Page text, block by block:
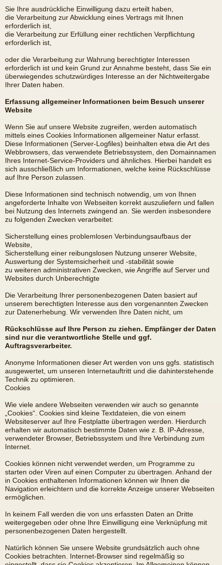
Sie Ihre ausdrückliche Einwilligung dazu erteilt haben,
die Verarbeitung zur Abwicklung eines Vertrags mit Ihnen
erforderlich ist,
die Verarbeitung zur Erfüllung einer rechtlichen Verpflichtung
erforderlich ist,
oder die Verarbeitung zur Wahrung berechtigter Interessen
erforderlich ist und kein Grund zur Annahme besteht, dass Sie ein
überwiegendes schutzwürdiges Interesse an der Nichtweitergabe
Ihrer Daten haben.
Erfassung allgemeiner Informationen beim Besuch unserer
Website
Wenn Sie auf unsere Website zugreifen, werden automatisch
mittels eines Cookies Informationen allgemeiner Natur erfasst.
Diese Informationen (Server-Logfiles) beinhalten etwa die Art des
Webbrowsers, das verwendete Betriebssystem, den Domainnamen
Ihres Internet-Service-Providers und ähnliches. Hierbei handelt es
sich ausschließlich um Informationen, welche keine Rückschlüsse
auf Ihre Person zulassen.
Diese Informationen sind technisch notwendig, um von Ihnen
angeforderte Inhalte von Webseiten korrekt auszuliefern und fallen
bei Nutzung des Internets zwingend an. Sie werden insbesondere
zu folgenden Zwecken verarbeitet:
Sicherstellung eines problemlosen Verbindungsaufbaus der
Website,
Sicherstellung einer reibungslosen Nutzung unserer Website,
Auswertung der Systemsicherheit und -stabilität sowie
zu weiteren administrativen Zwecken, wie Angriffe auf Server und
Websites durch Unberechtigte
Die Verarbeitung Ihrer personenbezogenen Daten basiert auf
unserem berechtigten Interesse aus den vorgenannten Zwecken
zur Datenerhebung. Wir verwenden Ihre Daten nicht, um
Rückschlüsse auf Ihre Person zu ziehen. Empfänger der Daten
sind nur die verantwortliche Stelle und ggf.
Auftragsverarbeiter.
Anonyme Informationen dieser Art werden von uns ggfs. statistisch
ausgewertet, um unseren Internetauftritt und die dahinterstehende
Technik zu optimieren.
Cookies
Wie viele andere Webseiten verwenden wir auch so genannte
„Cookies“. Cookies sind kleine Textdateien, die von einem
Websiteserver auf Ihre Festplatte übertragen werden. Hierdurch
erhalten wir automatisch bestimmte Daten wie z. B. IP-Adresse,
verwendeter Browser, Betriebssystem und Ihre Verbindung zum
Internet.
Cookies können nicht verwendet werden, um Programme zu
starten oder Viren auf einen Computer zu übertragen. Anhand der
in Cookies enthaltenen Informationen können wir Ihnen die
Navigation erleichtern und die korrekte Anzeige unserer Webseiten
ermöglichen.
In keinem Fall werden die von uns erfassten Daten an Dritte
weitergegeben oder ohne Ihre Einwilligung eine Verknüpfung mit
personenbezogenen Daten hergestellt.
Natürlich können Sie unsere Website grundsätzlich auch ohne
Cookies betrachten. Internet-Browser sind regelmäßig so